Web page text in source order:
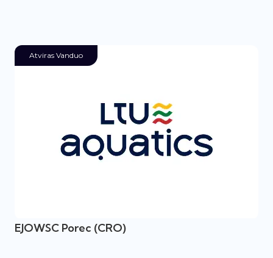
Atviras Vanduo
EJOWSC Porec (CRO)